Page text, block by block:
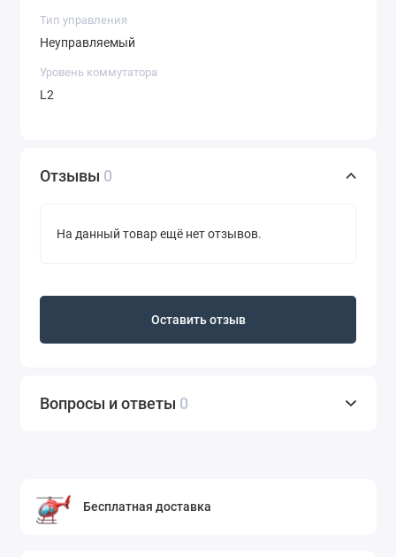
Тип управления
Неуправляемый
Уровень коммутатора
L2
Отзывы 0
На данный товар ещё нет отзывов.
Оставить отзыв
Вопросы и ответы 0
Бесплатная доставка